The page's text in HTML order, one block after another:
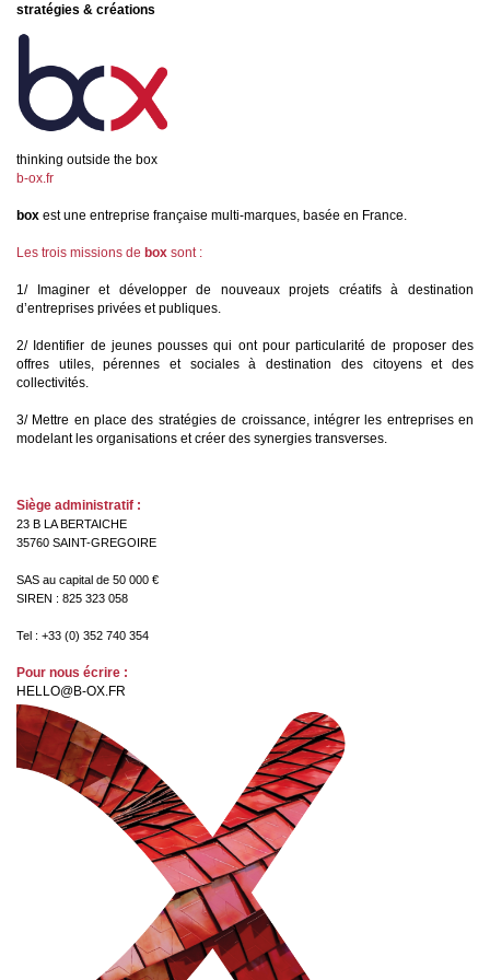
stratégies & créations
thinking outside the box
b-ox.fr
box est une entreprise française multi-marques, basée en France.
Les trois missions de box sont :
1/ Imaginer et développer de nouveaux projets créatifs à destination
d’entreprises privées et publiques.
2/ Identifier de jeunes pousses qui ont pour particularité de proposer des
offres utiles, pérennes et sociales à destination des citoyens et des
collectivités.
3/ Mettre en place des stratégies de croissance, intégrer les entreprises en
modelant les organisations et créer des synergies transverses.
Siège administratif :
23 B LA BERTAICHE
35760 SAINT-GREGOIRE
SAS au capital de 50 000 €
SIREN : 825 323 058
Tel : +33 (0) 352 740 354
Pour nous écrire :
HELLO@B-OX.FR